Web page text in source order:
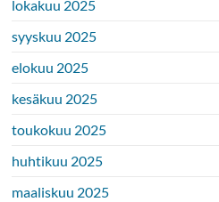
lokakuu 2025
syyskuu 2025
elokuu 2025
kesäkuu 2025
toukokuu 2025
huhtikuu 2025
maaliskuu 2025